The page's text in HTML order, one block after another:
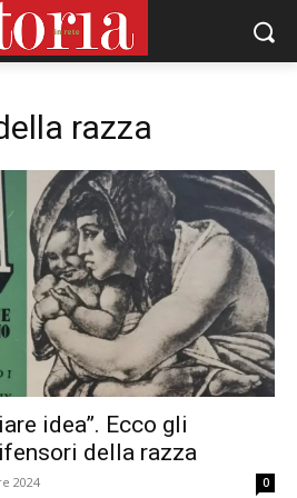
razza
idea”. Ecco gli
della razza
2024 0